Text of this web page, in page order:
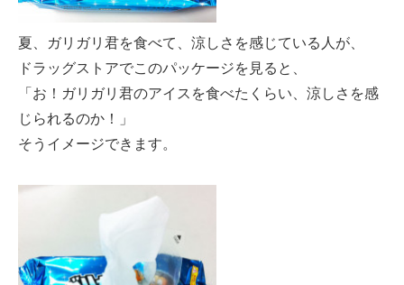
夏、ガリガリ君を食べて、涼しさを感じている人が、
ドラッグストアでこのパッケージを見ると、
「お！ガリガリ君のアイスを食べたくらい、涼しさを感
じられるのか！」
そうイメージできます。